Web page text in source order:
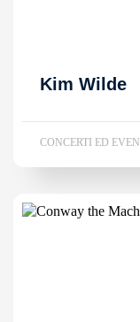
Kim Wilde
CONCERTI ED